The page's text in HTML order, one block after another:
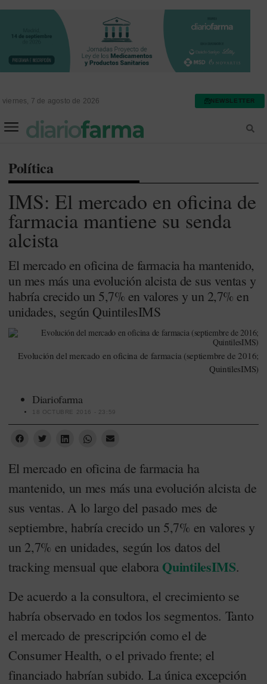
viernes, 7 de agosto de 2026 NEWSLETTER
Política
IMS: El mercado en oficina de
farmacia mantiene su senda
alcista
El mercado en oficina de farmacia ha mantenido,
un mes más una evolución alcista de sus ventas y
habría crecido un 5,7% en valores y un 2,7% en
unidades, según QuintilesIMS
Evolución del mercado en oficina de farmacia (septiembre de 2016;
QuintilesIMS)
Diariofarma
18 OCTUBRE 2016 - 23:59
El mercado en oficina de farmacia ha
mantenido, un mes más una evolución alcista de
sus ventas. A lo largo del pasado mes de
septiembre, habría crecido un 5,7% en valores y
un 2,7% en unidades, según los datos del
tracking mensual que elabora QuintilesIMS.
De acuerdo a la consultora, el crecimiento se
habría observado en todos los segmentos. Tanto
el mercado de prescripción como el de
Consumer Health, o el privado frente; el
financiado habrían subido. La única excepción